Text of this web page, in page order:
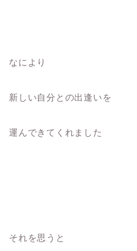
なにより
新しい自分との出逢いを
運んできてくれました
それを思うと